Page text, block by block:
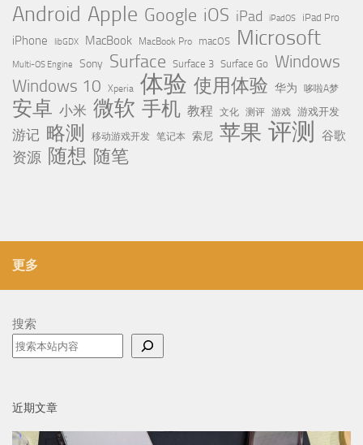
Android Apple Google iOS iPad iPadOS iPad Pro
iPhone libGDX MacBook MacBook Pro macOS Microsoft
Multi-OS Engine Sony Surface Surface 3 Surface Go Windows
Windows 10 Xperia 体验 使用体验 华为 哆啦A梦
安卓 小米 微软 手机 教程 文化 测评 游戏 游戏开发
游记 略测 移动游戏开发 笔记本 索尼 苹果 评测 谷歌
资源 随想 随笔
更多
搜索
近期文章